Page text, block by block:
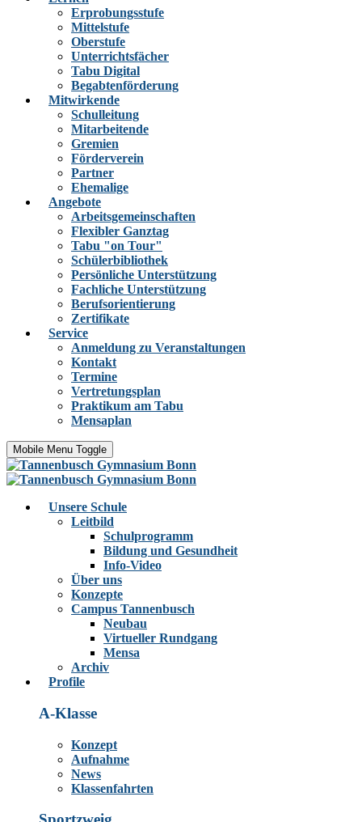
Erprobungsstufe
Mittelstufe
Oberstufe
Unterrichtsfächer
Tabu Digital
Begabtenförderung
Mitwirkende
Schulleitung
Mitarbeitende
Gremien
Förderverein
Partner
Ehemalige
Angebote
Arbeitsgemeinschaften
Flexibler Ganztag
Tabu "on Tour"
Schülerbibliothek
Persönliche Unterstützung
Fachliche Unterstützung
Berufsorientierung
Zertifikate
Service
Anmeldung zu Veranstaltungen
Kontakt
Termine
Vertretungsplan
Praktikum am Tabu
Mensaplan
Mobile Menu Toggle
Unsere Schule
Leitbild
Schulprogramm
Bildung und Gesundheit
Info-Video
Über uns
Konzepte
Campus Tannenbusch
Neubau
Virtueller Rundgang
Mensa
Archiv
Profile
A-Klasse
Konzept
Aufnahme
News
Klassenfahrten